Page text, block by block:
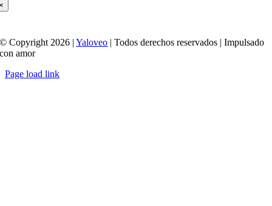
© Copyright 2026 |Yaloveo | Todos derechos reservados | Impulsado
con amor
Page load link